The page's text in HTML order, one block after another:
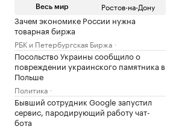
Весь мир Ростов-на-Дону
Зачем экономике России нужна
товарная биржа
РБК и Петербургская Биржа
Посольство Украины сообщило о
повреждении украинского памятника в
Польше
Политика
Бывший сотрудник Google запустил
сервис, пародирующий работу чат-
бота